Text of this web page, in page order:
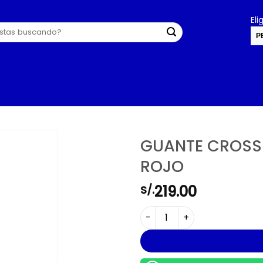
GUANTE
ROJO
S/.219.00
GUANTE CROSS PARA